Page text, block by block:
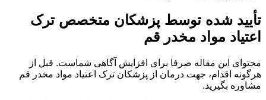
تأیید شده توسط پزشکان متخصص ترک
اعتیاد مواد مخدر قم
محتوای این مقاله صرفا برای افزایش آگاهی شماست. قبل از
هرگونه اقدام، جهت درمان از پزشکان ترک اعتیاد مواد مخدر قم
مشاوره بگیرید.